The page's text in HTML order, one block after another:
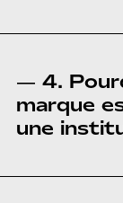
— 4.
marque
une